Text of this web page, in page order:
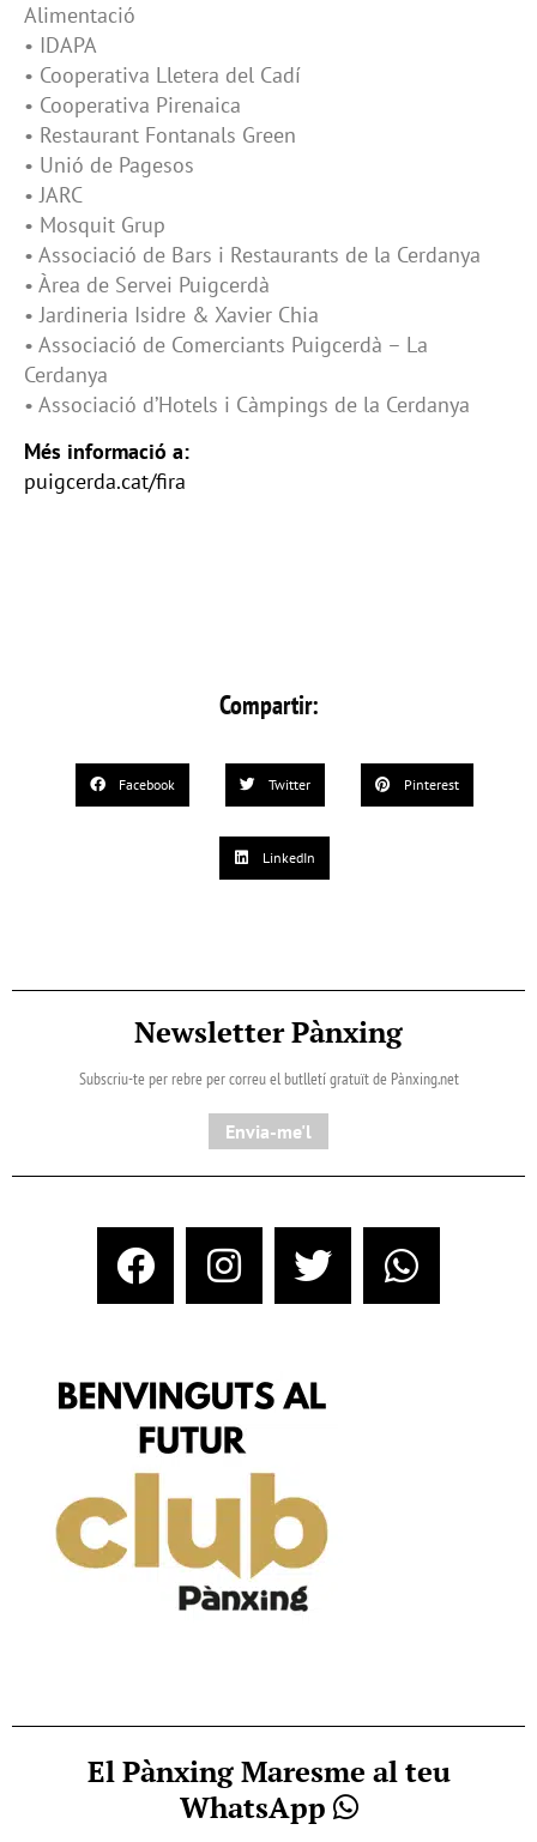
Alimentació
• IDAPA
• Cooperativa Lletera del Cadí
• Cooperativa Pirenaica
• Restaurant Fontanals Green
• Unió de Pagesos
• JARC
• Mosquit Grup
• Associació de Bars i Restaurants de la Cerdanya
• Àrea de Servei Puigcerdà
• Jardineria Isidre & Xavier Chia
• Associació de Comerciants Puigcerdà – La
Cerdanya
• Associació d’Hotels i Càmpings de la Cerdanya
Més informació a:
puigcerda.cat/fira
Compartir:
Facebook Twitter Pinterest
LinkedIn
Newsletter Pànxing
Subscriu-te per rebre per correu el butlletí gratuït de Pànxing.net​
Envia-me'l
El Pànxing Maresme al teu
WhatsApp